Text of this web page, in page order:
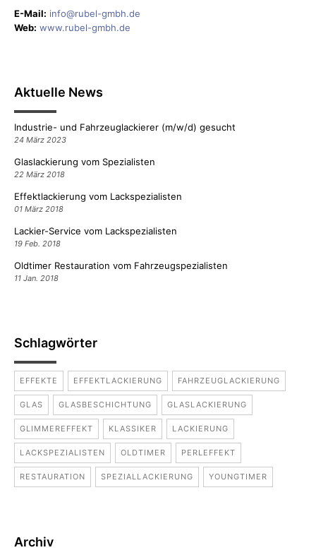
E-Mail: info@rubel-gmbh.de
Web: www.rubel-gmbh.de
Aktuelle News
Industrie- und Fahrzeuglackierer (m/w/d) gesucht
24 März 2023
Glaslackierung vom Spezialisten
22 März 2018
Effektlackierung vom Lackspezialisten
01 März 2018
Lackier-Service vom Lackspezialisten
19 Feb. 2018
Oldtimer Restauration vom Fahrzeugspezialisten
11 Jan. 2018
Schlagwörter
EFFEKTE EFFEKTLACKIERUNG FAHRZEUGLACKIERUNG
GLAS GLASBESCHICHTUNG GLASLACKIERUNG
GLIMMEREFFEKT KLASSIKER LACKIERUNG
LACKSPEZIALISTEN OLDTIMER PERLEFFEKT
RESTAURATION SPEZIALLACKIERUNG YOUNGTIMER
Archiv